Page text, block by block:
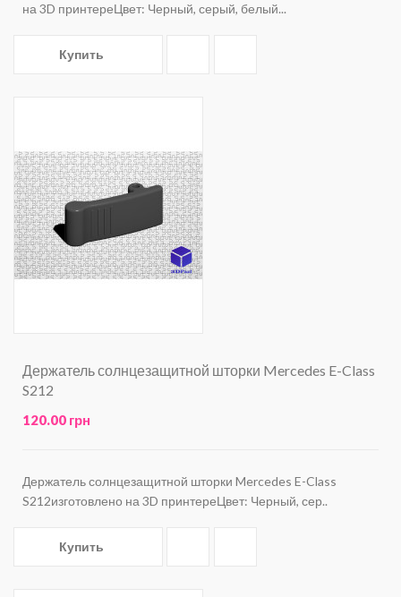
на 3D принтереЦвет: Черный, серый, белый...
Купить
Держатель солнцезащитной шторки Mercedes E-Class
S212
120.00 грн
Держатель солнцезащитной шторки Mercedes E-Class
S212изготовлено на 3D принтереЦвет: Черный, сер..
Купить